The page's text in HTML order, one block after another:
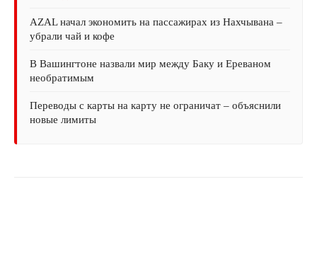
AZAL начал экономить на пассажирах из Нахчывана –
убрали чай и кофе
В Вашингтоне назвали мир между Баку и Ереваном
необратимым
Переводы с карты на карту не ограничат – объяснили
новые лимиты